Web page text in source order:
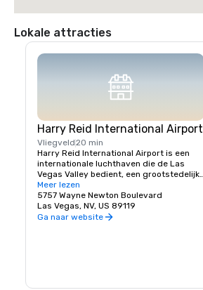
Lokale attracties
Harry Reid International Airport
Vliegveld20 min
Harry Reid International Airport is een
internationale luchthaven die de Las
Vegas Valley bedient, een grootstedelijk
gebied in Nevada, Verenigde Staten.
Meer lezen
5757 Wayne Newton Boulevard
Las Vegas, NV, US 89119
Ga naar website